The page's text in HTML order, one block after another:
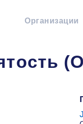
Организации